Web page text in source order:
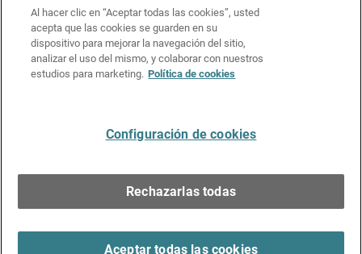
Política de cookies
Política de privacidad
Kit de medios y marca
Al hacer clic en “Aceptar todas las cookies”, usted
acepta que las cookies se guarden en su
dispositivo para mejorar la navegación del sitio,
analizar el uso del mismo, y colaborar con nuestros
estudios para marketing. Política de cookies
Configuración de cookies
Rechazarlas todas
Aceptar todas las cookies